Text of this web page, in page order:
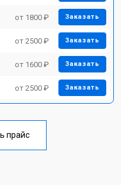
от 1800 ₽ Заказать
от 2500 ₽ Заказать
от 1600 ₽ Заказать
от 2500 ₽ Заказать
прайс